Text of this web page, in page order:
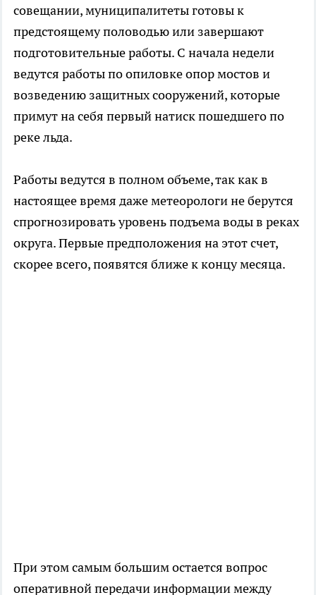
совещании, муниципалитеты готовы к
предстоящему половодью или завершают
подготовительные работы. С начала недели
ведутся работы по опиловке опор мостов и
возведению защитных сооружений, которые
примут на себя первый натиск пошедшего по
реке льда.
Работы ведутся в полном объеме, так как в
настоящее время даже метеорологи не берутся
спрогнозировать уровень подъема воды в реках
округа. Первые предположения на этот счет,
скорее всего, появятся ближе к концу месяца.
При этом самым большим остается вопрос
оперативной передачи информации между